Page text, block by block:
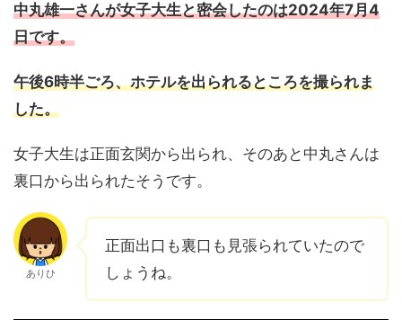
中丸雄一さんが女子大生と密会したのは2024年7月4
日です。
午後6時半ごろ、ホテルを出られるところを撮られま
した。
女子大生は正面玄関から出られ、そのあと中丸さんは
裏口から出られたそうです。
ありひ
正面出口も裏口も見張られていたので
しょうね。